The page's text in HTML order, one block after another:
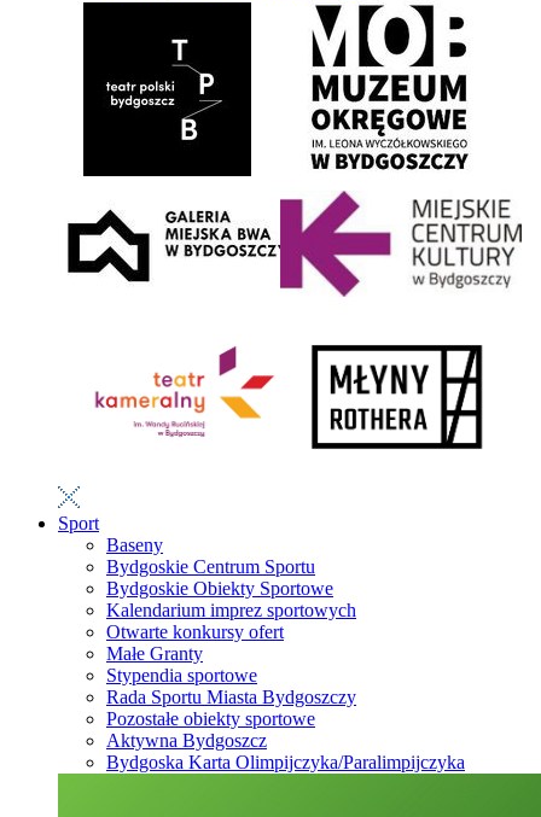
Sport
Baseny
Bydgoskie Centrum Sportu
Bydgoskie Obiekty Sportowe
Kalendarium imprez sportowych
Otwarte konkursy ofert
Małe Granty
Stypendia sportowe
Rada Sportu Miasta Bydgoszczy
Pozostałe obiekty sportowe
Aktywna Bydgoszcz
Bydgoska Karta Olimpijczyka/Paralimpijczyka